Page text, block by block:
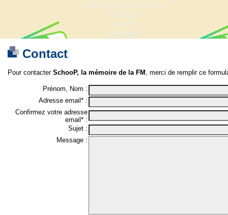
Fréquences actuelles
Lexique
Liens
Contact
Contact
Pour contacter SchooP, la mémoire de la FM , merci de remplir ce
Prénom, Nom :
Adresse email* :
Confirmez votre adresse
email* :
Sujet :
Message :